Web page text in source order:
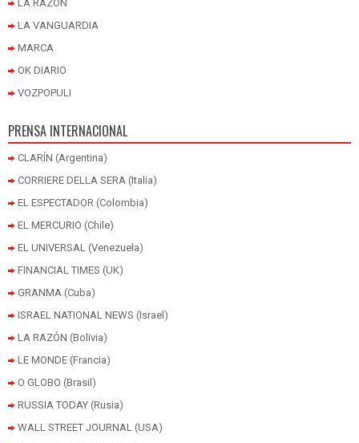
LA RAZÓN
LA VANGUARDIA
MARCA
OK DIARIO
VOZPOPULI
PRENSA INTERNACIONAL
CLARÍN (Argentina)
CORRIERE DELLA SERA (Italia)
EL ESPECTADOR (Colombia)
EL MERCURIO (Chile)
EL UNIVERSAL (Venezuela)
FINANCIAL TIMES (UK)
GRANMA (Cuba)
ISRAEL NATIONAL NEWS (Israel)
LA RAZÓN (Bolivia)
LE MONDE (Francia)
O GLOBO (Brasil)
RUSSIA TODAY (Rusia)
WALL STREET JOURNAL (USA)